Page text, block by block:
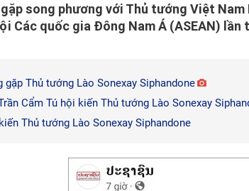
song phương với Thủ tướng Việt
Các quốc gia Đông Nam Á (ASEAN) lần
Thủ tướng Lào Sonexay Siphandone
Cẩm Tú hội kiến Thủ tướng Lào Sonexay
Thủ tướng Lào Sonexay Siphandone